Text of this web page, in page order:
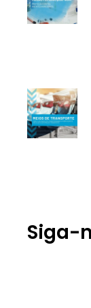
Siga-